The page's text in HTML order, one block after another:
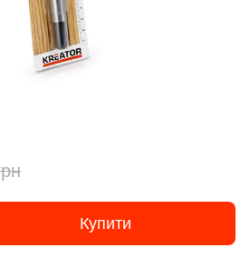
Купити